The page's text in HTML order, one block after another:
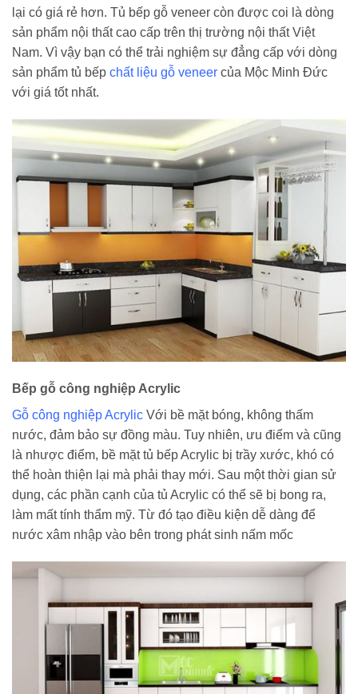
lại có giá rẻ hơn. Tủ bếp gỗ veneer còn được coi là dòng
sản phẩm nội thất cao cấp trên thị trường nội thất Việt
Nam. Vì vậy bạn có thể trải nghiệm sự đẳng cấp với dòng
sản phẩm tủ bếp chất liệu gỗ veneer của Mộc Minh Đức
với giá tốt nhất.
Bếp gỗ công nghiệp Acrylic
Gỗ công nghiệp Acrylic Với bề mặt bóng, không thấm
nước, đảm bảo sự đồng màu. Tuy nhiên, ưu điểm và cũng
là nhược điểm, bề mặt tủ bếp Acrylic bị trầy xước, khó có
thể hoàn thiện lại mà phải thay mới. Sau một thời gian sử
dụng, các phần cạnh của tủ Acrylic có thể sẽ bị bong ra,
làm mất tính thẩm mỹ. Từ đó tạo điều kiện dễ dàng để
nước xâm nhập vào bên trong phát sinh nấm mốc